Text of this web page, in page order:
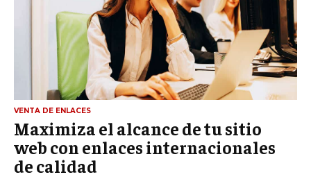
VENTA DE ENLACES
Maximiza el alcance de tu sitio
web con enlaces internacionales
de calidad